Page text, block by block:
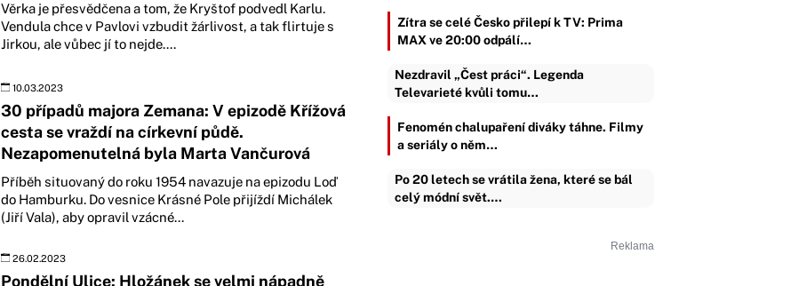
Věrka je přesvědčena a tom, že Kryštof podvedl Karlu.
Vendula chce v Pavlovi vzbudit žárlivost, a tak flirtuje s
Jirkou, ale vůbec jí to nejde....
10.03.2023
30 případů majora Zemana: V epizodě Křížová
cesta se vraždí na církevní půdě.
Nezapomenutelná byla Marta Vančurová
Příběh situovaný do roku 1954 navazuje na epizodu Loď
do Hamburku. Do vesnice Krásné Pole přijíždí Michálek
(Jiří Vala), aby opravil vzácné...
26.02.2023
Pondělní Ulice: Hložánek se velmi nápadně
Zítra se celé Česko přilepí k TV: Prima
MAX ve 20:00 odpálí…
Nezdravil „Čest práci“. Legenda
Televarieté kvůli tomu…
Fenomén chalupaření diváky táhne. Filmy
a seriály o něm…
Po 20 letech se vrátila žena, které se bál
celý módní svět.…